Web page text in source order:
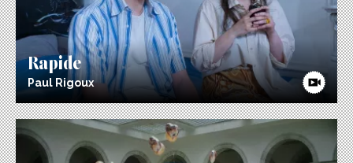
Rapide
Paul Rigoux